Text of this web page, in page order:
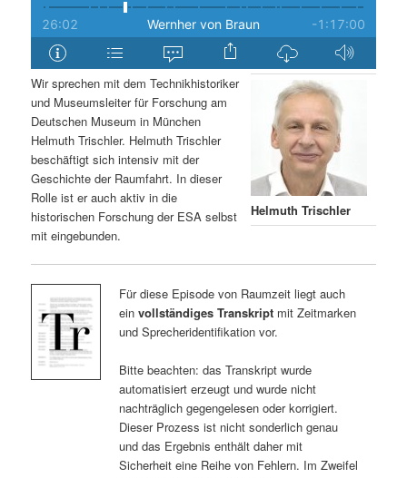
n
Helmuth Trischler
Wir sprechen mit dem Technikhistoriker
und Museumsleiter für Forschung am
Deutschen Museum in München
Helmuth Trischler. Helmuth Trischler
beschäftigt sich intensiv mit der
Geschichte der Raumfahrt. In dieser
Rolle ist er auch aktiv in die
historischen Forschung der ESA selbst
mit eingebunden.
Für diese Episode von Raumzeit liegt auch
ein vollständiges Transkriptmit Zeitmarken
und Sprecheridentifikation vor.
Bitte beachten: das Transkript wurde
automatisiert erzeugt und wurde nicht
nachträglich gegengelesen oder korrigiert.
Dieser Prozess ist nicht sonderlich genau
und das Ergebnis enthält daher mit
Sicherheit eine Reihe von Fehlern. Im Zweifel